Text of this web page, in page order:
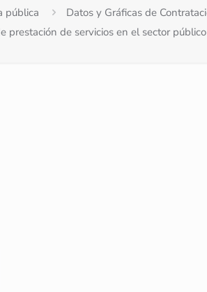
pública
Datos y Gráficas de
prestación de servicios en el sector